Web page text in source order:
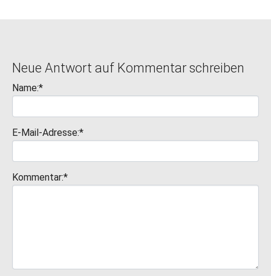
Neue Antwort auf Kommentar schreiben
Name:*
E-Mail-Adresse:*
Kommentar:*